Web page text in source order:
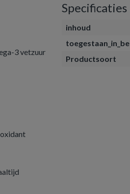
3 vetzuur
Specificaties
inhoud
toegestaan_in_be
Productsoort